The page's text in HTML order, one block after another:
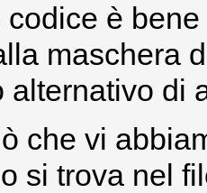
codice è
maschera
alternativo di
che vi
si trova nel